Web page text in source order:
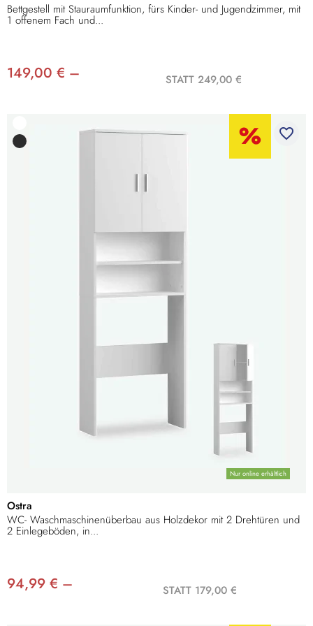
Bettgestell mit Stauraumfunktion, fürs Kinder- und Jugendzimmer, mit
1 offenem Fach und...
149,00 € – STATT 249,00 €
Nur online erhältlich
favorite_border
Ostra
WC- Waschmaschinenüberbau aus Holzdekor mit 2 Drehtüren und
2 Einlegeböden, in...
94,99 € – STATT 179,00 €